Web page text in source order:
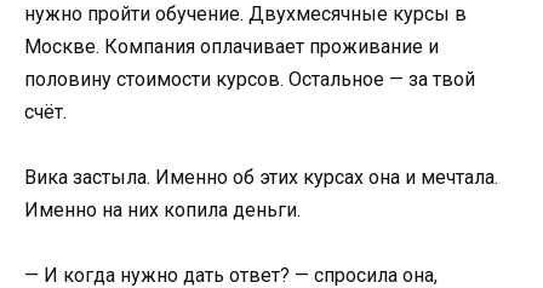
нужно пройти обучение. Двухмесячные курсы в
Москве. Компания оплачивает проживание и
половину стоимости курсов. Остальное — за твой
счёт.
Вика застыла. Именно об этих курсах она и мечтала.
Именно на них копила деньги.
— И когда нужно дать ответ? — спросила она,